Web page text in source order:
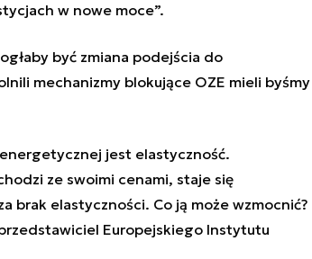
w nowe moce”.
być zmiana podejścia do
mechanizmy blokujące OZE mieli byśmy
jest elastyczność.
ze swoimi cenami, staje się
brak elastyczności. Co ją może wzmocnić?
Europejskiego Instytutu